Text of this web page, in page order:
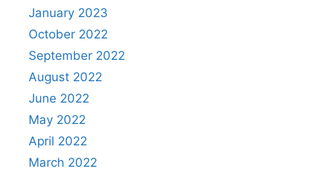
January 2023
October 2022
September 2022
August 2022
June 2022
May 2022
April 2022
March 2022